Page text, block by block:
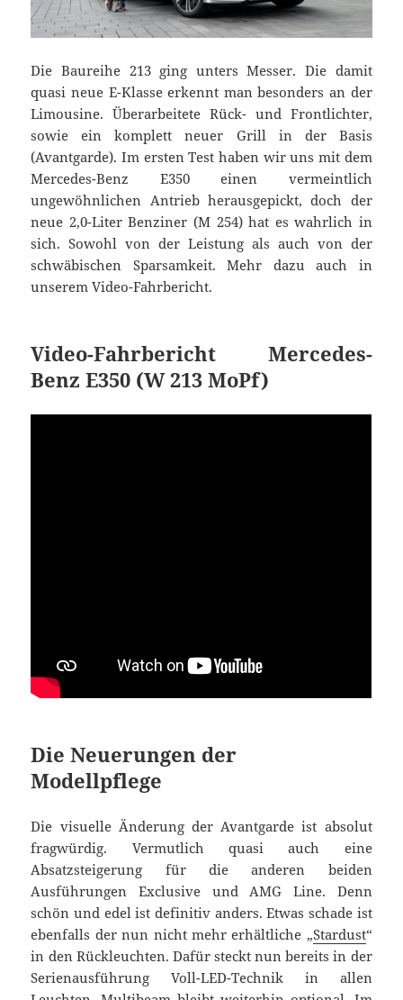
Die Baureihe 213 ging unters Messer. Die damit
quasi neue E-Klasse erkennt man besonders an der
Limousine. Überarbeitete Rück- und Frontlichter,
sowie ein komplett neuer Grill in der Basis
(Avantgarde). Im ersten Test haben wir uns mit dem
Mercedes-Benz E350 einen vermeintlich
ungewöhnlichen Antrieb herausgepickt, doch der
neue 2,0-Liter Benziner (M 254) hat es wahrlich in
sich. Sowohl von der Leistung als auch von der
schwäbischen Sparsamkeit. Mehr dazu auch in
unserem Video-Fahrbericht.
Video-Fahrbericht Mercedes-
Benz E350 (W 213 MoPf)
Die Neuerungen der
Modellpflege
Die visuelle Änderung der Avantgarde ist absolut
fragwürdig. Vermutlich quasi auch eine
Absatzsteigerung für die anderen beiden
Ausführungen Exclusive und AMG Line. Denn
schön und edel ist definitiv anders. Etwas schade ist
ebenfalls der nun nicht mehr erhältliche „Stardust“
in den Rückleuchten. Dafür steckt nun bereits in der
Serienausführung Voll-LED-Technik in allen